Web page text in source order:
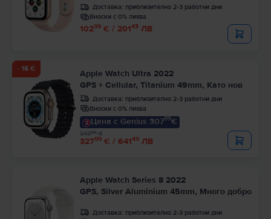
Доставка: приблизително 2-3 работни дни
Вноски с 0% лихва
10299 € / 20143 ЛВ
- 16 €
Apple Watch Ultra 2022
GPS + Cellular, Titanium 49mm, Като нов
Доставка: приблизително 2-3 работни дни
Вноски с 0% лихва
Цена с Genius 30799€
32799 € / 64149 ЛВ
34399€
Apple Watch Series 8 2022
GPS, Silver Aluminium 45mm, Много добро
Доставка: приблизително 2-3 работни дни